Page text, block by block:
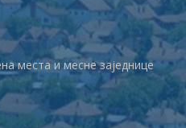
места и месне заједнице